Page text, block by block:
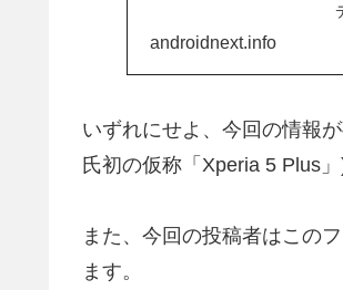
androidnext.info
いずれにせよ、今回の情報
氏初の仮称「Xperia 5 Plus
また、今回の投稿者はこの
ます。